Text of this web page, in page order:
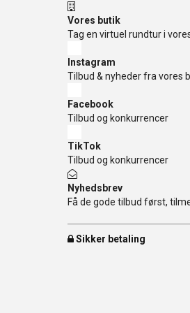
Vores butik
Tag en virtuel rundtur i
Instagram
Tilbud & nyheder fra vores
Facebook
Tilbud og konkurrencer
TikTok
Tilbud og konkurrencer
Nyhedsbrev
Få de gode tilbud først,
Sikker betaling